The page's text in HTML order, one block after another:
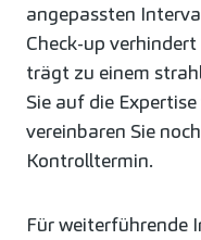
angepassten
Check-up
trägt zu einem
Sie auf die
vereinbaren Sie
Kontrolltermin.
Für weiterführende